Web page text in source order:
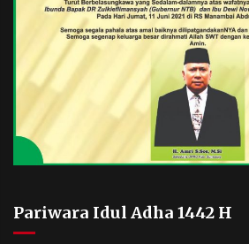
Pariwara Idul Adha 1442 H